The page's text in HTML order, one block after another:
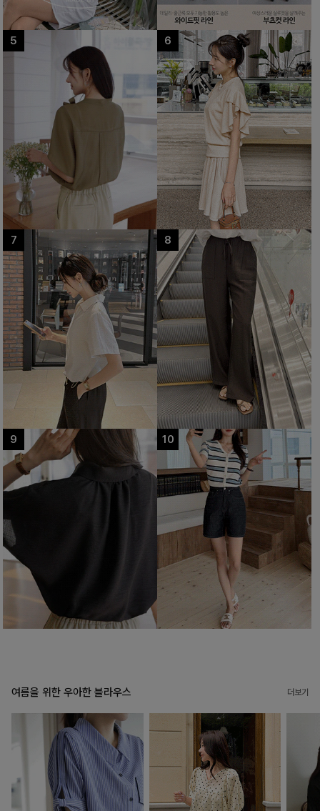
여름을 위한 우아한 블라우스 더보기